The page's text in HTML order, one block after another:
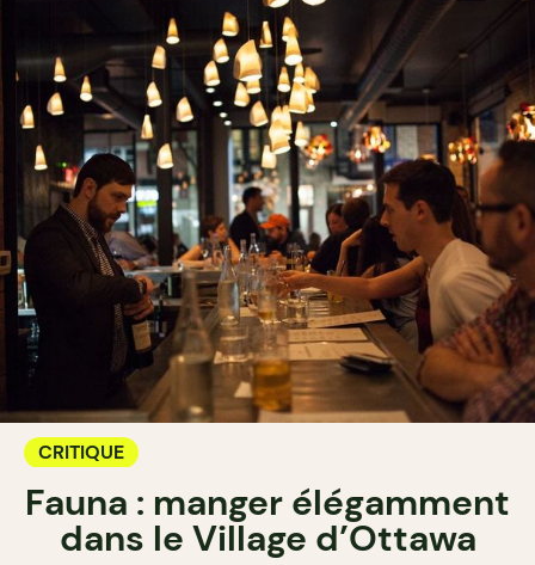
CRITIQUE
Fauna : manger élégamment
dans le Village d’Ottawa